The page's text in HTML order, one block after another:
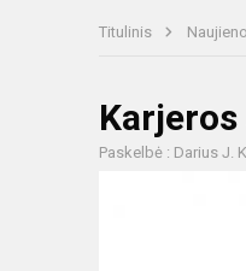
Titulinis
Paskelbė : Darius J.